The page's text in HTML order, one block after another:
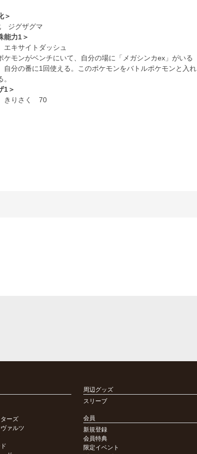
＞
ジグザグマ
能力1＞
キサイトダッシュ
ケモンがベンチにいて、自分の場に「メガシンカex」がいる
自分の番に1回使える。このポケモンをバトルポケモンと入れ
1＞
きりさく 70
ーズ
ァルツ
周辺グッズ
スリーブ
会員
新規登録
会員特典
限定イベント